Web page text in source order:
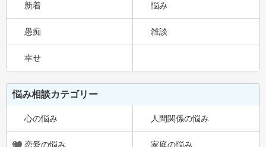
新着 悩み
愚痴 雑談
幸せ
悩み相談カテゴリー
心の悩み 人間関係の悩み
恋愛の悩み 家庭の悩み